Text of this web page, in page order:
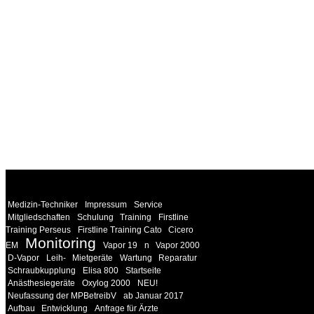
Medizin-Techniker Impressum
Service
Mitgliedschaften
Schulung Training
Firstline
Training Perseus
Firstline Training Cato
Cicero
EM
Monitoring Vapor 19 n
Vapor 2000
D-Vapor
Leih- Mietgeräte Wartung
Reparatur
Schraubkupplung
Elisa 800
Startseite
Anästhesiegeräte
Oxylog 2000
NEU!
Neufassung der MPBetreibV
ab Januar 2017
Aufbau
Entwicklung Anfrage für Ärzte